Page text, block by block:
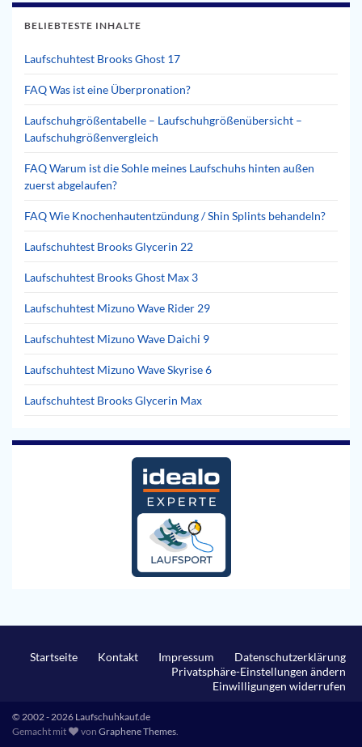
BELIEBTESTE INHALTE
Laufschuhtest Brooks Ghost 17
FAQ Was ist eine Überpronation?
Laufschuhgrößentabelle – Laufschuhgrößenübersicht –
Laufschuhgrößenvergleich
FAQ Warum ist die Sohle meines Laufschuhs hinten außen
zuerst abgelaufen?
FAQ Wie Knochenhautentzündung / Shin Splints behandeln?
Laufschuhtest Brooks Glycerin 22
Laufschuhtest Brooks Ghost Max 3
Laufschuhtest Mizuno Wave Rider 29
Laufschuhtest Mizuno Wave Daichi 9
Laufschuhtest Mizuno Wave Skyrise 6
Laufschuhtest Brooks Glycerin Max
Startseite Kontakt Impressum
Datenschutzerklärung
Privatsphäre-Einstellungen ändern
Einwilligungen widerrufen
© 2002 - 2026 Laufschuhkauf.de
Gemacht mit
vonGraphene Themes.